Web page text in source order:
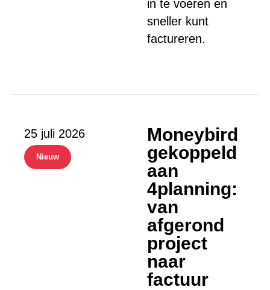
in te voeren en
sneller kunt
factureren.
25 juli 2026
Nieuw
Moneybird
gekoppeld
aan
4planning:
van
afgerond
project
naar
factuur